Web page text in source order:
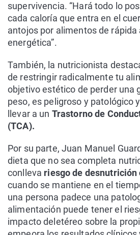
supervivencia. “Hará todo lo
cada caloría que entra en el
antojos por alimentos de rápida
energética”.
También, la nutricionista
de restringir radicalmente tu
objetivo estético de perder una
peso, es peligroso y patológico
llevar a un Trastorno de
(TCA).
Por su parte, Juan Manuel
dieta que no sea completa
conlleva riesgo de
cuando se mantiene en el
una persona padece una
alimentación puede tener el
impacto deletéreo sobre la